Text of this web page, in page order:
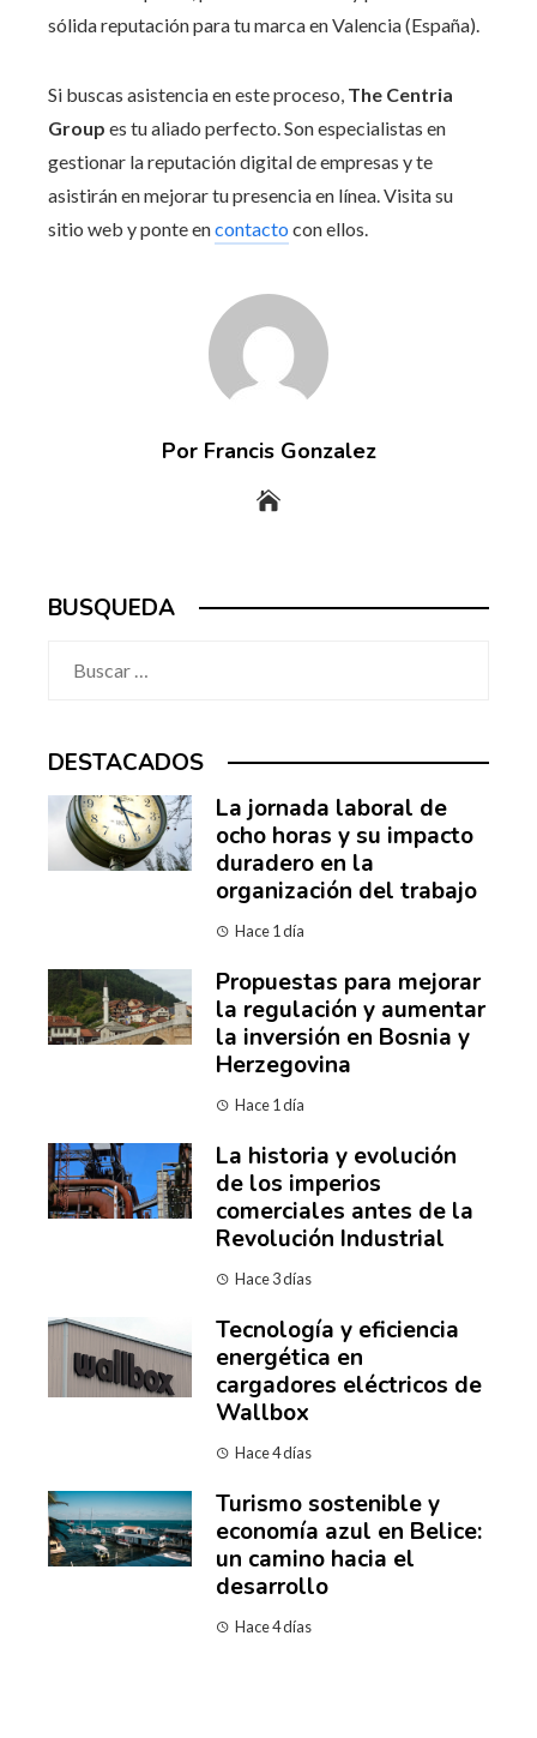
sólida reputación para tu marca en Valencia (España).
Si buscas asistencia en este proceso, The Centria
Group es tu aliado perfecto. Son especialistas en
gestionar la reputación digital de empresas y te
asistirán en mejorar tu presencia en línea. Visita su
sitio web y ponte encontacto con ellos.
Por Francis Gonzalez
BUSQUEDA
DESTACADOS
La jornada laboral de
ocho horas y su impacto
duradero en la
organización del trabajo
Hace 1 día
Propuestas para mejorar
la regulación y aumentar
la inversión en Bosnia y
Herzegovina
Hace 1 día
La historia y evolución
de los imperios
comerciales antes de la
Revolución Industrial
Hace 3 días
Tecnología y eficiencia
energética en
cargadores eléctricos de
Wallbox
Hace 4 días
Turismo sostenible y
economía azul en Belice:
un camino hacia el
desarrollo
Hace 4 días